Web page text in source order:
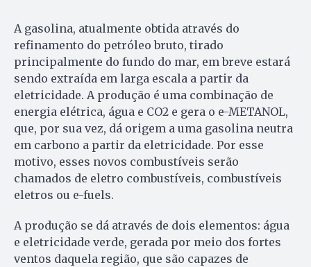
A gasolina, atualmente obtida através do
refinamento do petróleo bruto, tirado
principalmente do fundo do mar, em breve estará
sendo extraída em larga escala a partir da
eletricidade. A produção é uma combinação de
energia elétrica, água e CO2 e gera o e-METANOL,
que, por sua vez, dá origem a uma gasolina neutra
em carbono a partir da eletricidade. Por esse
motivo, esses novos combustíveis serão
chamados de eletro combustíveis, combustíveis
eletros ou e-fuels.
A produção se dá através de dois elementos: água
e eletricidade verde, gerada por meio dos fortes
ventos daquela região, que são capazes de